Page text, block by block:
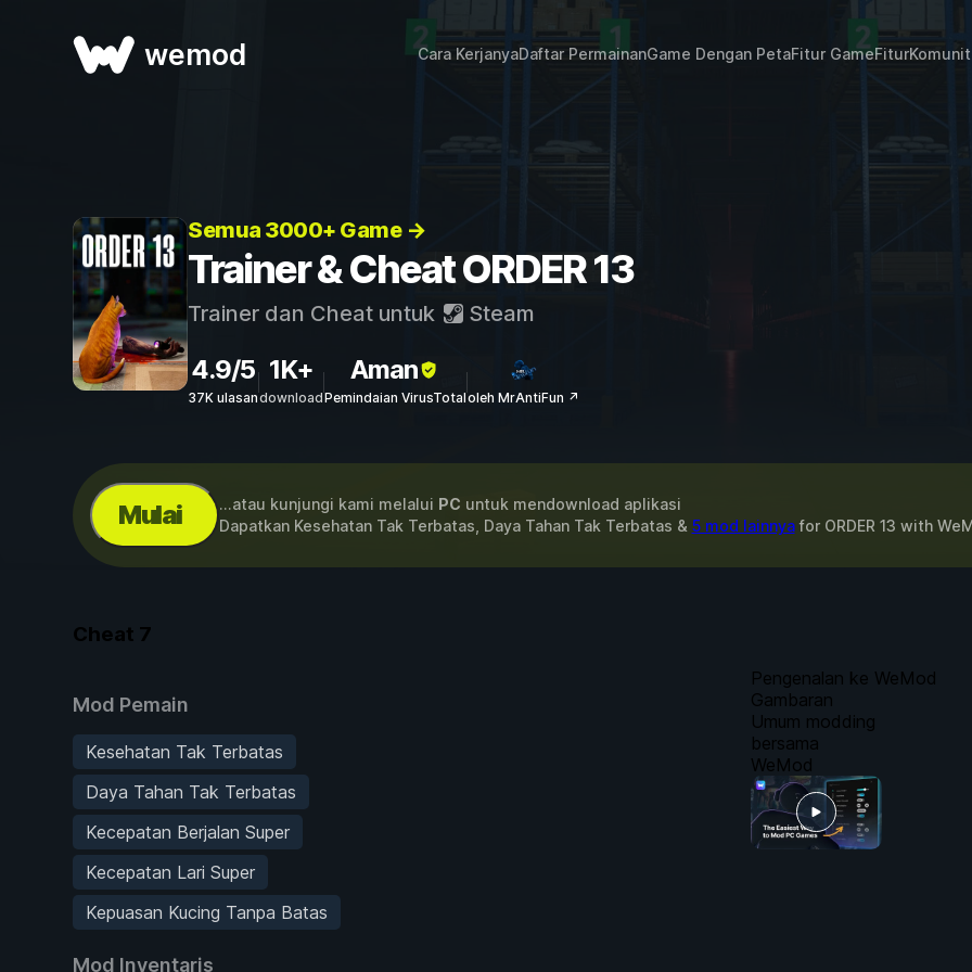
wemod Cara KerjanyaDaftar PermainanGame Dengan PetaFitur GameFitur
Semua 3000+ Game →
Trainer & Cheat ORDER 13
Trainer dan Cheat untuk Steam
4.9/5
37K ulasan
1K+
download
Aman
Pemindaian VirusTotaloleh MrAntiFun ↗
Mulai ...atau kunjungi kami melalui PC untuk mendownload aplikasi
Dapatkan Kesehatan Tak Terbatas, Daya Tahan Tak Terbatas & 5 mod lainnyafor ORDER 13 with
Cheat 7
Mod Pemain
Kesehatan Tak Terbatas
Daya Tahan Tak Terbatas
Kecepatan Berjalan Super
Kecepatan Lari Super
Kepuasan Kucing Tanpa Batas
Mod Inventaris
Pengenalan ke WeMod
Gambaran
Umum modding
bersama
WeMod